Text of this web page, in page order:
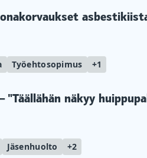
Työehtosopimus +1
näkyy
Jäsenhuolto +2